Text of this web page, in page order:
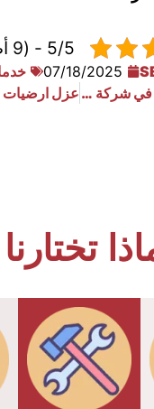
5/5 - (9 أصوات)
07/18/2025
الخصومات المتاحة في شركة ترميم فلل حي العارض